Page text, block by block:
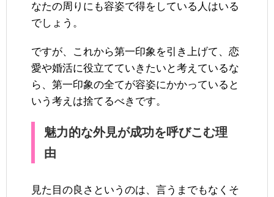
なたの周りにも容姿で得をしている人はいる
でしょう。
ですが、これから第一印象を引き上げて、恋
愛や婚活に役立てていきたいと考えているな
ら、第一印象の全てが容姿にかかっていると
いう考えは捨てるべきです。
魅力的な外見が成功を呼びこむ理
由
見た目の良さというのは、言うまでもなくそ